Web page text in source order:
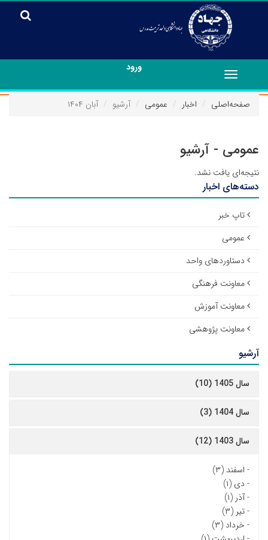
ورود
Toggle
navigation
صفحه‌اصلی
اخبار عمومی آرشیو آبان ۱۴۰۴
عمومی - آرشیو
نتیجه‌ای یافت نشد.
دسته‌های اخبار
تاپ خبر
عمومی
دستاوردهای واحد
معاونت فرهنگی
معاونت آموزش
معاونت پژوهشی
آرشیو
سال 1405 (10)
سال 1404 (3)
سال 1403 (12)
- اسفند (۳)
- دی (۱)
-آذر (۱)
-تیر (۳)
- خرداد (۳)